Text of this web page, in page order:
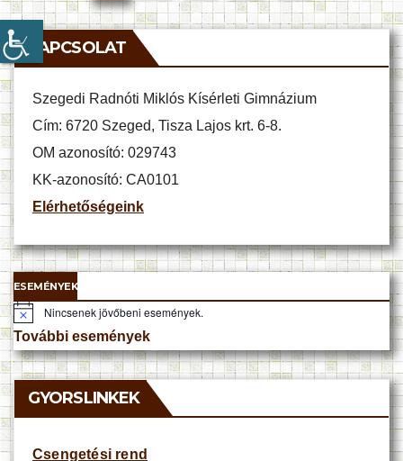
lapozása
KAPCSOLAT
Szegedi Radnóti Miklós Kísérleti Gimnázium
Cím: 6720 Szeged, Tisza Lajos krt. 6-8.
OM azonosító: 029743
KK-azonosító: CA0101
Elérhetőségeink
ESEMÉNYEK
N
o
t
i
c
Nincsenek jövőbeni események.
További események
GYORSLINKEK
Csengetési rend